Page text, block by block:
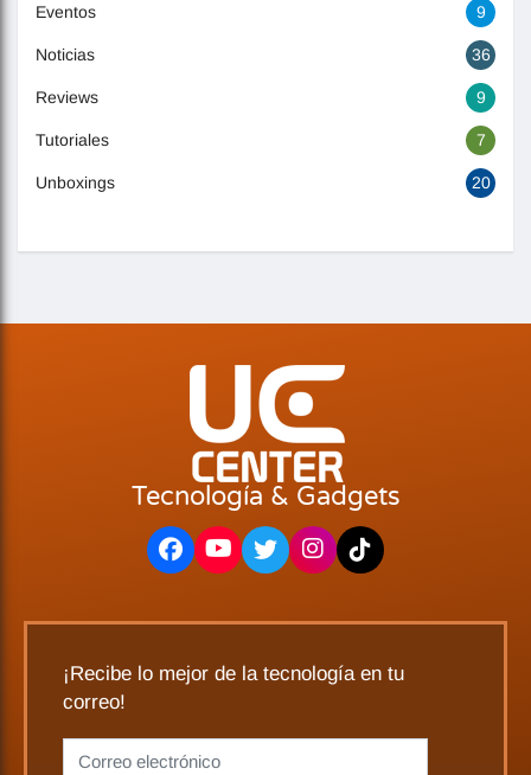
Eventos 9
Noticias 36
Reviews 9
Tutoriales 7
Unboxings 20
Tecnología & Gadgets
¡Recibe lo mejor de la tecnología en tu
correo!